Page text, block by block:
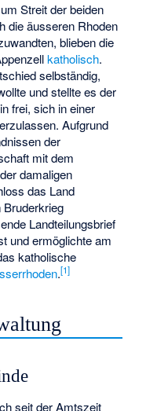
Streit der beiden
die äusseren Rhoden
blieben die
katholisch.
selbständig,
und stellte es der
frei, sich in einer
Aufgrund
der
mit dem
damaligen
das Land
Bruderkrieg
Landteilungsbrief
und ermöglichte am
katholische
.[1]
seit der Amtszeit